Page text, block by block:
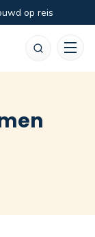
op reis
Zoeken